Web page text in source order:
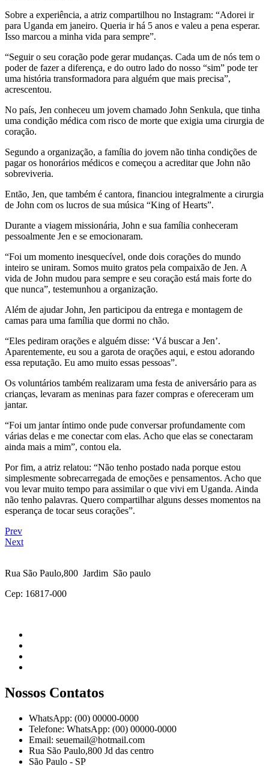
Sobre a experiência, a atriz compartilhou no Instagram: “Adorei ir
para Uganda em janeiro. Queria ir há 5 anos e valeu a pena esperar.
Isso marcou a minha vida para sempre”.
“Seguir o seu coração pode gerar mudanças. Cada um de nós tem o
poder de fazer a diferença, e do outro lado do nosso “sim” pode ter
uma história transformadora para alguém que mais precisa”,
acrescentou.
No país, Jen conheceu um jovem chamado John Senkula, que tinha
uma condição médica com risco de morte que exigia uma cirurgia de
coração.
Segundo a organização, a família do jovem não tinha condições de
pagar os honorários médicos e começou a acreditar que John não
sobreviveria.
Então, Jen, que também é cantora, financiou integralmente a cirurgia
de John com os lucros de sua música “King of Hearts”.
Durante a viagem missionária, John e sua família conheceram
pessoalmente Jen e se emocionaram.
“Foi um momento inesquecível, onde dois corações do mundo
inteiro se uniram. Somos muito gratos pela compaixão de Jen. A
vida de John mudou para sempre e seu coração está mais forte do
que nunca”, testemunhou a organização.
Além de ajudar John, Jen participou da entrega e montagem de
camas para uma família que dormi no chão.
“Eles pediram orações e alguém disse: ‘Vá buscar a Jen’.
Aparentemente, eu sou a garota de orações aqui, e estou adorando
essa reputação. Eu amo muito essas pessoas”.
Os voluntários também realizaram uma festa de aniversário para as
crianças, levaram as meninas para fazer compras e ofereceram um
jantar.
“Foi um jantar íntimo onde pude conversar profundamente com
várias delas e me conectar com elas. Acho que elas se conectaram
ainda mais a mim”, contou ela.
Por fim, a atriz relatou: “Não tenho postado nada porque estou
simplesmente sobrecarregada de emoções e pensamentos. Acho que
vou levar muito tempo para assimilar o que vivi em Uganda. Ainda
não tenho palavras. Quero compartilhar alguns desses momentos na
esperança de tocar seus corações”.
Prev
Next
Rua São Paulo,800 Jardim São paulo
Cep: 16817-000
Nossos Contatos
WhatsApp: (00) 00000-0000
Telefone: WhatsApp: (00) 00000-0000
Email: seuemail@hotmail.com
Rua São Paulo,800 Jd das centro
São Paulo - SP